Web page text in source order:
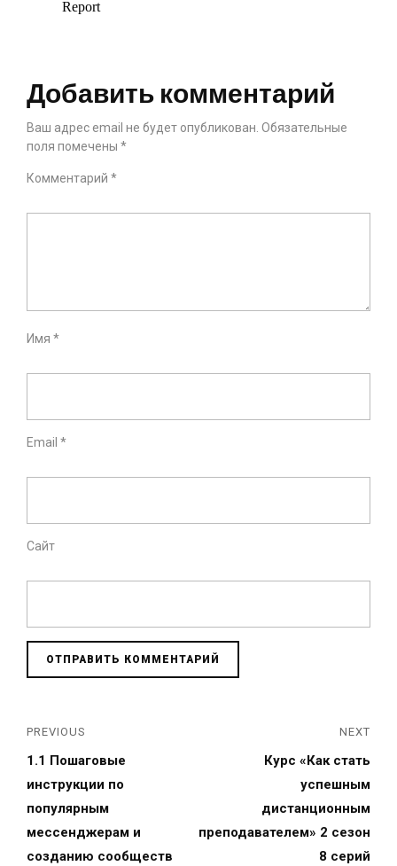
Добавить комментарий
Ваш адрес email не будет опубликован. Обязательные
поля помечены *
Комментарий *
Имя *
Email *
Сайт
PREVIOUS
1.1 Пошаговые
инструкции по
популярным
мессенджерам и
созданию сообществ
NEXT
Курс «Как стать
успешным
дистанционным
преподавателем» 2 сезон
8 серий